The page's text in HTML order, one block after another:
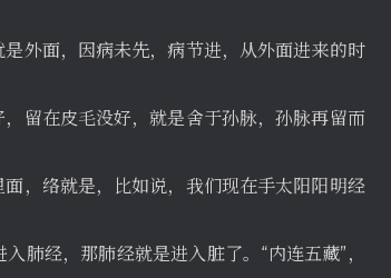
外面，因病未先，病节进，从外面进来的时
留在皮毛没好，就是舍于孙脉，孙脉再留而
，络就是，比如说，我们现在手太阳阳明经
肺经，那肺经就是进入脏了。“内连五藏”，